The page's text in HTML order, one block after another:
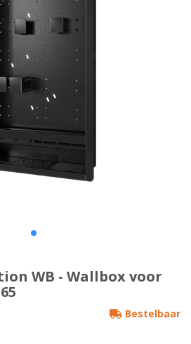
WB - Wallbox voor
Bestelbaar